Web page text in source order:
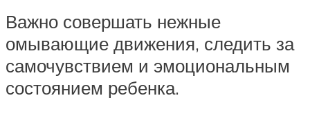
Важно совершать нежные
омывающие движения, следить за
самочувствием и эмоциональным
состоянием ребенка.